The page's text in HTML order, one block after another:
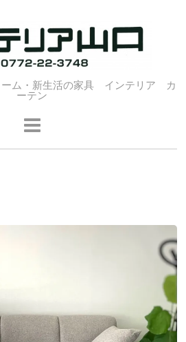
ーム・新生活の家具 インテリア カ
ーテン